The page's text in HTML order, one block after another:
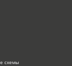
схемы